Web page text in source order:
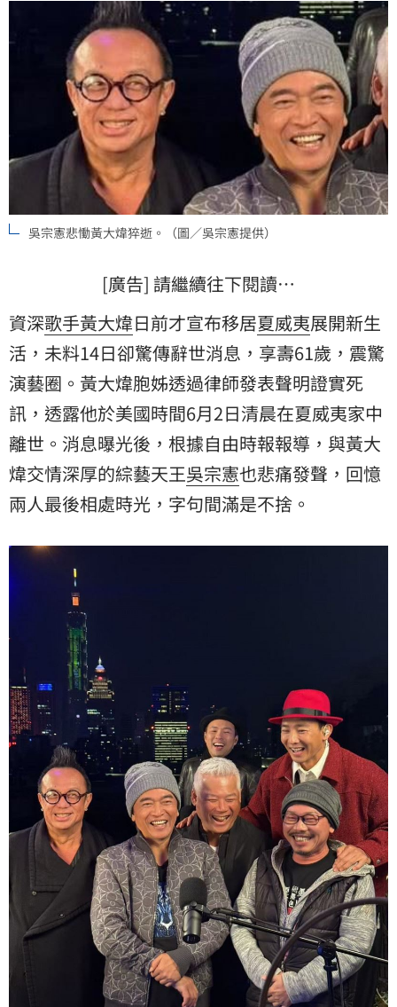
吳宗憲悲慟黃大煒猝逝。（圖／吳宗憲提供）
[廣告] 請繼續往下閱讀…
資深歌手黃大煒日前才宣布移居夏威夷展開新生
活，未料14日卻驚傳辭世消息，享壽61歲，震驚
演藝圈。黃大煒胞姊透過律師發表聲明證實死
訊，透露他於美國時間6月2日清晨在夏威夷家中
離世。消息曝光後，根據自由時報報導，與黃大
煒交情深厚的綜藝天王吳宗憲也悲痛發聲，回憶
兩人最後相處時光，字句間滿是不捨。